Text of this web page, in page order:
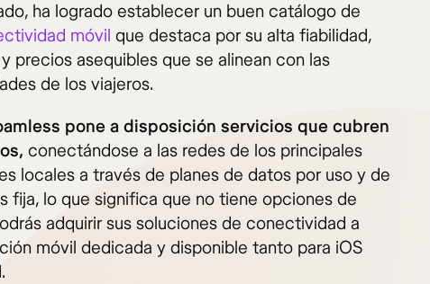
ha logrado establecer un buen catálogo de
móvil que destaca por su alta fiabilidad,
precios asequibles que se alinean con las
de los viajeros.
pone a disposición servicios que cubren
conectándose a las redes de los principales
locales a través de planes de datos por uso y de
fija, lo que significa que no tiene opciones de
adquirir sus soluciones de conectividad a
móvil dedicada y disponible tanto para iOS